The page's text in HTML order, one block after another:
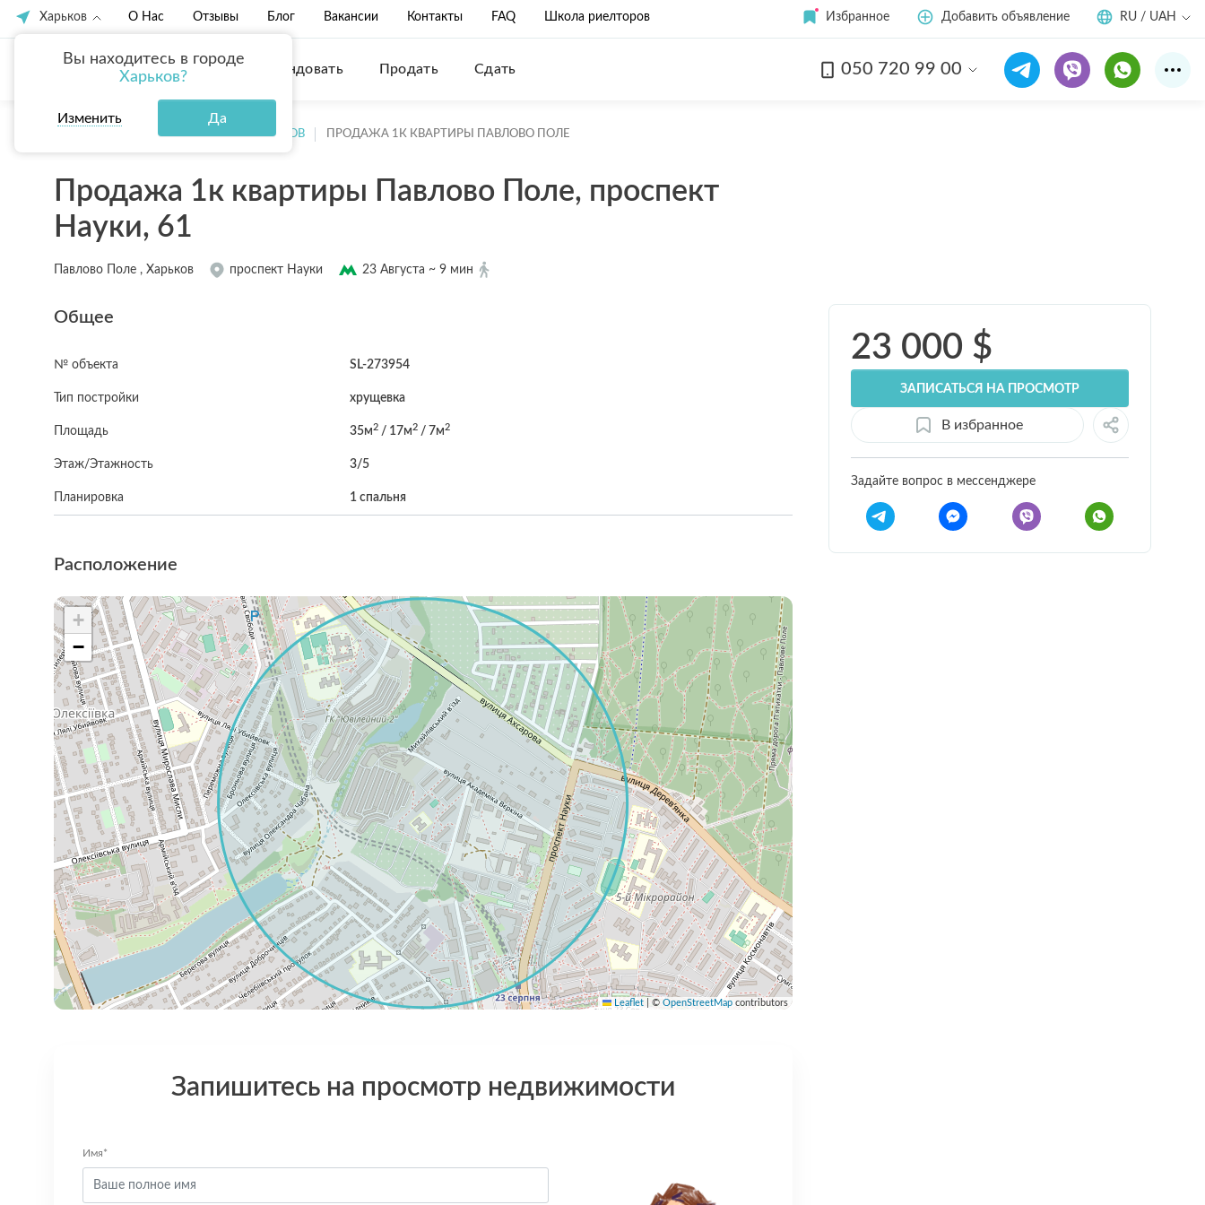
Харьков
Вы находитесь в городе
Харьков?
Изменить Да
О Нас Отзывы Блог Вакансии Контакты FAQ Школа риелторов Избранное Добавить объявление RU / UAH
Купить Арендовать Продать Сдать 050 720 99 00Смотреть все9 фото
ПРОДАЖА КВАРТИР ХАРЬКОВ ПРОДАЖА 1К КВАРТИРЫ ПАВЛОВО ПОЛЕ
Продажа 1к квартиры Павлово Поле, проспект
Науки, 61
Павлово Поле , Харьков проспект Науки 23 Августа ~ 9 мин
Общее
№ объекта SL-273954
Тип постройки хрущевка
Площадь 35м2/ 17м2/ 7м2
Этаж/Этажность 3/5
Планировка 1 спальня
Расположение
+
−
Leaflet © OpenStreetMap contributors
Запишитесь на просмотр недвижимости
Имя*
23 000 $
ЗАПИСАТЬСЯ НА ПРОСМОТР
В избранное
Задайте вопрос в мессенджере